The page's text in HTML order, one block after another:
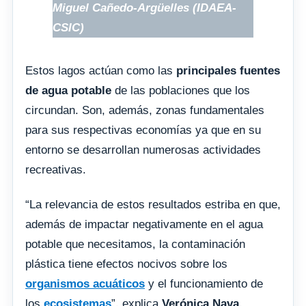
Miguel Cañedo-Argüelles (IDAEA-
CSIC)
Estos lagos actúan como las principales fuentes
de agua potable de las poblaciones que los
circundan. Son, además, zonas fundamentales
para sus respectivas economías ya que en su
entorno se desarrollan numerosas actividades
recreativas.
“La relevancia de estos resultados estriba en que,
además de impactar negativamente en el agua
potable que necesitamos, la contaminación
plástica tiene efectos nocivos sobre los
organismos acuáticos y el funcionamiento de